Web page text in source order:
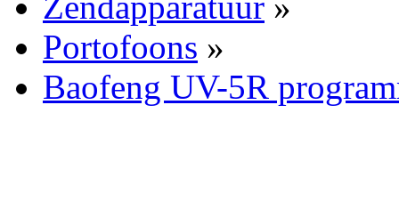
Portofoons »
Baofeng UV-5R